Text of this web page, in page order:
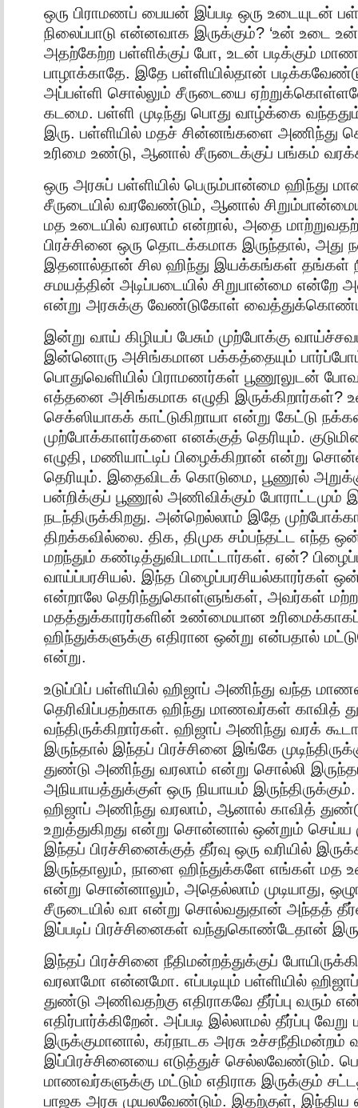
ஒரு பிராமணப் பையன் இப்படி ஒரு உடையுடன்
நிலைப்பாடு என்னவாக இருக்கும்? ‘உன் உடை
அதற்கேற்ற பள்ளிக்குப் போ, உடன் படிக்கும்
பாழாக்காதே. இதே பள்ளியில்தான்
அப்பள்ளி சொல்லும் சீருடையை
கடமை. பள்ளி முடிந்து பொது வாழ்க்கை
இரு. பள்ளியில் மதச் சின்னங்களை அணிந்து
உரிமை உண்டு, ஆனால் சீருடைக்குப் பங்கம்
ஒரு அரசுப் பள்ளியில் பெரும்பான்மை ஹிந்து
சீருடையில் வரவேண்டும், ஆனால்
மத உடையில் வரலாம் என்றால், அதை
பிரச்சினை ஒரு தொடக்கமாக இருந்தால், அது
இதனால்தான் சில ஹிந்து இயக்கங்கள் தங்கள்
சமயத்தின் அடிப்படையில் சிறுபான்மை
என்று அரசுக்கு வேண்டுகோள்
இன்று வாய் கிழியப் பேசும் முற்போக்கு
இன்னொரு அசிங்கமான பக்கத்தையும்
பொதுவெளியில் பிராமணர்கள் பூணூலுடன்
எத்தனை அசிங்கமாக எழுதி இருக்கிறார்கள்?
செக்ஸியாகக் காட்டுகிறாயா என்று கேட்டு
முற்போக்காளர்களை எனக்குத் தெரியும்.
எழுதி, மணியாட்டிப் பிழைக்கிறான் என்று
தெரியும். இதைவிடக் கொடுமை, பூணூல்
பன்றிக்குப் பூணூல் அணிவிக்கும்
நடந்திருக்கிறது. அன்றெல்லாம் இதே
திறக்கவில்லை. திக, திமுக சம்பந்தட்ட எந்த
மறந்தும் கண்டித்துவிடமாட்டார்கள். ஏன்?
வாய்ப்பரசியல். இந்த பிழைப்பரசியல்காரர்கள்
என்றாலே தெரிந்துகொள்ளுங்கள், அவர்கள் மற்ற
மதத்துக்காரர்களின் உண்மையான
ஹிந்துக்களுக்கு எதிரான ஒன்று என்பதால்
என்று.
உடுப்பிப் பள்ளியில் ஹிஜாப் அணிந்து வந்த
தெரிவிப்பதற்காக ஹிந்து மாணவர்கள் காவித்
வந்திருக்கிறார்கள். ஹிஜாப் அணிந்து வரக்
இருந்தால் இந்தப் பிரச்சினை இங்கே
துண்டு அணிந்து வரலாம் என்று சொல்லி
அநியாயத்துக்குள் ஒரு நியாயம்
ஹிஜாப் அணிந்து வரலாம், ஆனால் காவித்
உறுத்துகிறது என்று சொன்னால் ஒன்றும் செய்ய
இந்தப் பிரச்சினைக்குத் தீர்வு ஒரு வரியில்
இருந்தாலும், நாளை ஹிந்துக்களே எங்கள் மத
என்று சொன்னாலும், அதெல்லாம் முடியாது,
சீருடையில் வா என்று சொல்வதுதான் அந்தத்
இப்படிப் பிரச்சினைகள் வந்துகொண்டேதான்
இந்தப் பிரச்சினை நீதிமன்றத்துக்குப்
வரலாமோ என்னமோ. எப்படியும் பள்ளியில்
துண்டு அணிவதற்கு எதிராகவே தீர்ப்பு வரும்
எதிர்பார்க்கிறேன். அப்படி இல்லாமல் தீர்ப்பு வேறு
இருக்குமானால், கர்நாடக அரசு உச்சநீதிமன்றம்
இப்பிரச்சினையை எடுத்துச் செல்லவேண்டும்.
மாணவர்களுக்கு மட்டும் எதிராக இருக்கும்
பாஜக அரசு முயலவேண்டும். இதற்குள், இந்திய